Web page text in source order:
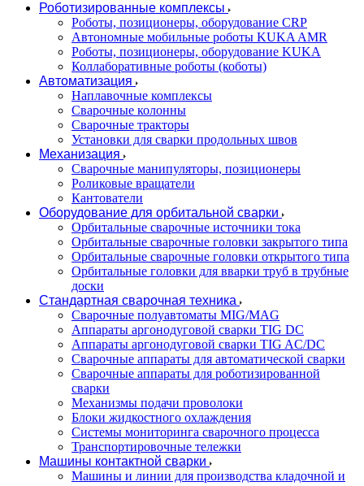
Роботизированные комплексы
Роботы, позиционеры, оборудование CRP
Автономные мобильные роботы KUKA AMR
Роботы, позиционеры, оборудование KUKA
Коллаборативные роботы (коботы)
Автоматизация
Наплавочные комплексы
Сварочные колонны
Сварочные тракторы
Установки для сварки продольных швов
Механизация
Сварочные манипуляторы, позиционеры
Роликовые вращатели
Кантователи
Оборудование для орбитальной сварки
Орбитальные сварочные источники тока
Орбитальные сварочные головки закрытого типа
Орбитальные сварочные головки открытого типа
Орбитальные головки для вварки труб в трубные
доски
Стандартная сварочная техника
Сварочные полуавтоматы MIG/MAG
Аппараты аргонодуговой сварки TIG DC
Аппараты аргонодуговой сварки TIG AC/DC
Сварочные аппараты для автоматической сварки
Сварочные аппараты для роботизированной
сварки
Механизмы подачи проволоки
Блоки жидкостного охлаждения
Системы мониторинга сварочного процесса
Транспортировочные тележки
Машины контактной сварки
Машины и линии для производства кладочной и